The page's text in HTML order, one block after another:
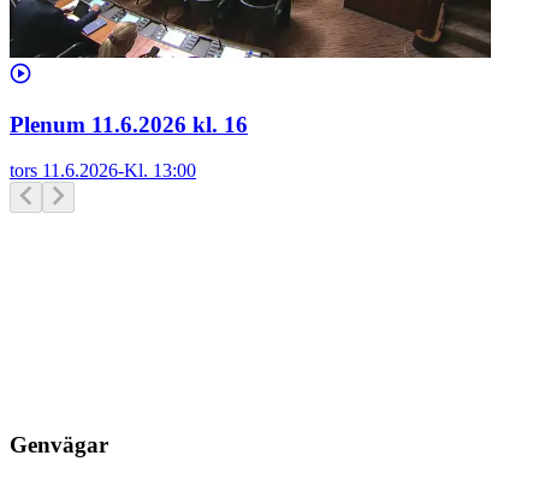
Plenum 11.6.2026 kl. 16
tors 11.6.2026-Kl. 13:00
Genvägar